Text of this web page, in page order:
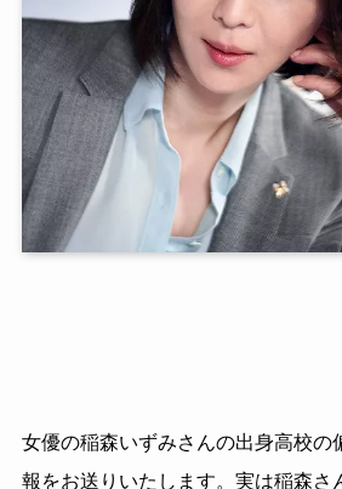
女優の稲森いずみさんの出身高校の
報をお送りいたします。実は稲森さ